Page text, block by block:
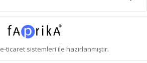
e-ticaretsistemleri ile hazırlanmıştır.